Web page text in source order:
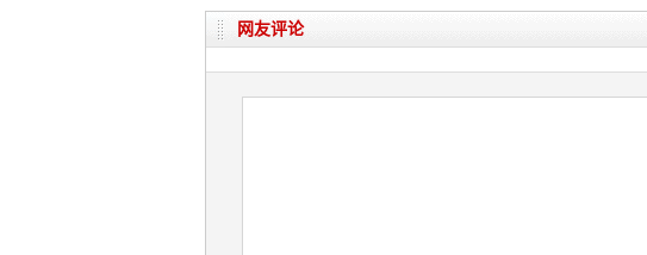
网友评论